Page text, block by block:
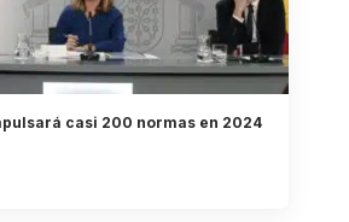
casi 200 normas en 2024